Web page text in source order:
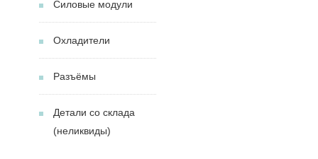
Силовые модули
Охладители
Разъёмы
Детали со склада
(неликвиды)